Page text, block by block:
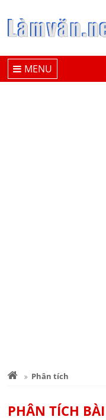
MENU
Phân tích
PHÂN TÍCH